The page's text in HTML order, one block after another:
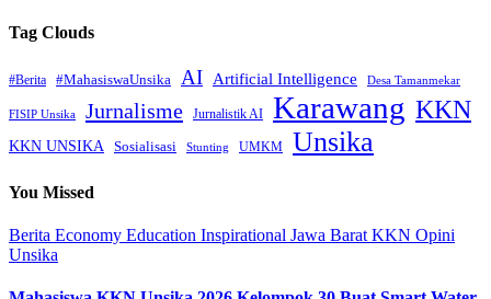
Tag Clouds
#Berita #MahasiswaUnsika AI Artificial Intelligence Desa Tamanmekar
FISIP Unsika Jurnalisme Jurnalistik AI Karawang KKN
KKN UNSIKA Sosialisasi Stunting UMKM Unsika
You Missed
Berita Economy Education Inspirational Jawa Barat KKN Opini
Unsika